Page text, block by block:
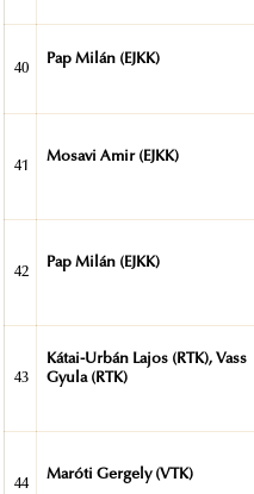
40
Pap Milán (EJKK)
41
Mosavi Amir (EJKK)
42
Pap Milán (EJKK)
43
Kátai-Urbán Lajos (RTK), Vass
Gyula (RTK)
44
Maróti Gergely (VTK)